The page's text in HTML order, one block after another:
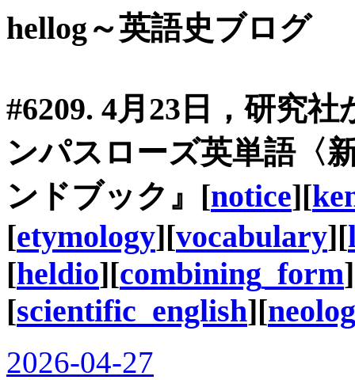
hellog～英語史ブログ
#6209. 4月23日，研究
ンパスローズ英単語〈
ンドブック』[notice][
[etymology][vocabulary][
[heldio][combining_form
[scientific_english][
2026-04-27